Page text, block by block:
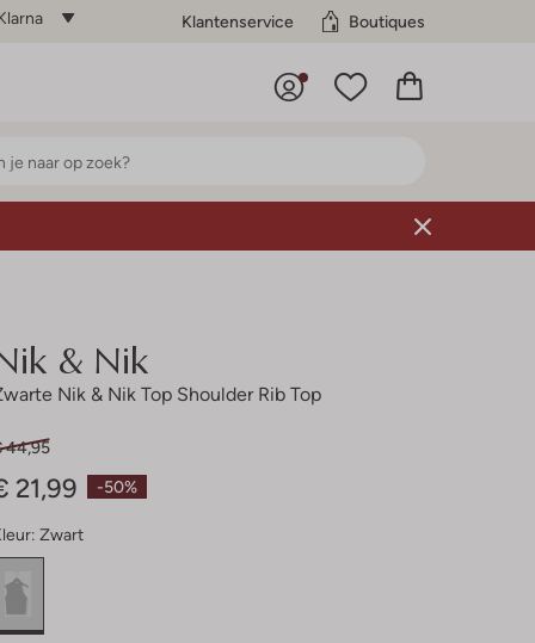
Klantenservice Boutiques
& Nik
Nik & Nik Top Shoulder Rib Top
-50%
44,95
21,99
Zwart